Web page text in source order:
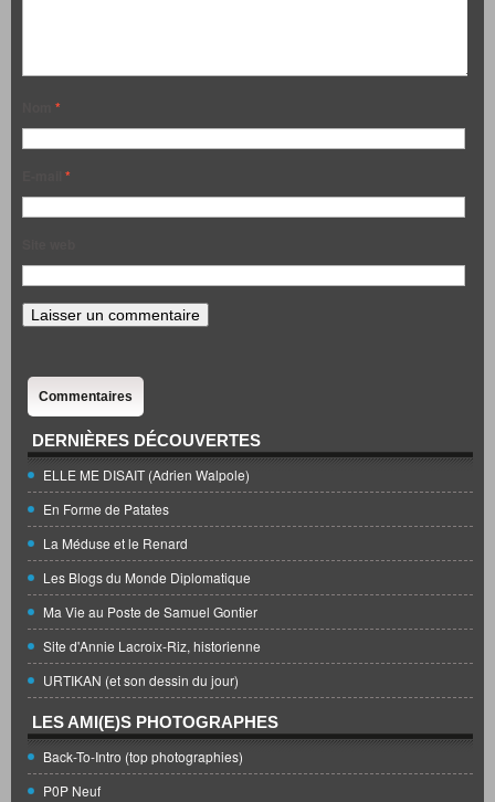
*
*
Commentaires
DERNIÈRES DÉCOUVERTES
ELLE ME DISAIT (Adrien Walpole)
En Forme de Patates
La Méduse et le Renard
Les Blogs du Monde Diplomatique
Ma Vie au Poste de Samuel Gontier
Site d'Annie Lacroix-Riz, historienne
URTIKAN (et son dessin du jour)
LES AMI(E)S PHOTOGRAPHES
Back-To-Intro (top photographies)
P0P Neuf